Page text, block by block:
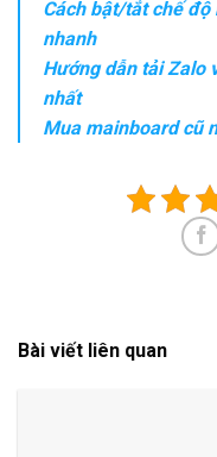
Cách bật/tắt chế
nhanh
Hướng dẫn tải Zalo
nhất
Mua mainboard cũ
Bài viết liên quan